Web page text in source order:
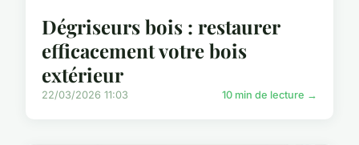
Dégriseurs bois : restaurer
efficacement votre bois
extérieur
22/03/2026 11:03 10 min de lecture →